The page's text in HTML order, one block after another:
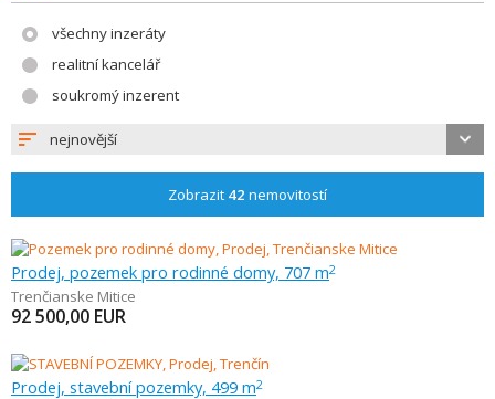
všechny inzeráty
realitní kancelář
soukromý inzerent
nejnovější
Zobrazit 42 nemovitostí
Prodej, pozemek pro rodinné domy, 707 m2
Trenčianske Mitice
92 500,00 EUR
Prodej, stavební pozemky, 499 m2